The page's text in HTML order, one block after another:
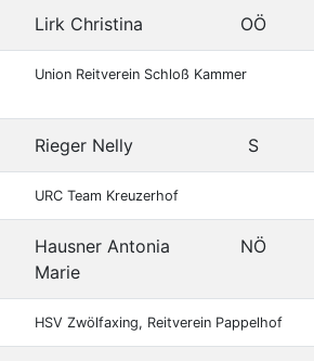
Lirk Christina OÖ
Union Reitverein Schloß Kammer
Rieger Nelly S
URC Team Kreuzerhof
Hausner Antonia
Marie
NÖ
HSV Zwölfaxing, Reitverein Pappelhof